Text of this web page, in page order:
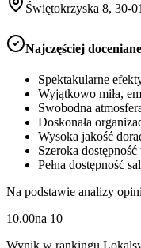
Świętokrzyska 8, 30-
Najczęściej
Spektakularne
Wyjątkowo miła,
Swobodna
Doskonała
Wysoka jakość
Szeroka
Pełna dostępność
Na podstawie analizy
10.00na 10